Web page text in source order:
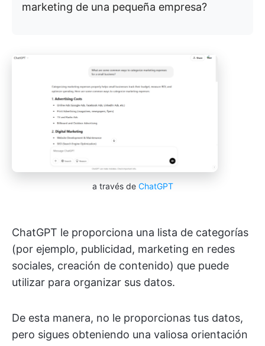
marketing de una pequeña empresa?
a través de ChatGPT
ChatGPT le proporciona una lista de categorías
(por ejemplo, publicidad, marketing en redes
sociales, creación de contenido) que puede
utilizar para organizar sus datos.
De esta manera, no le proporcionas tus datos,
pero sigues obteniendo una valiosa orientación